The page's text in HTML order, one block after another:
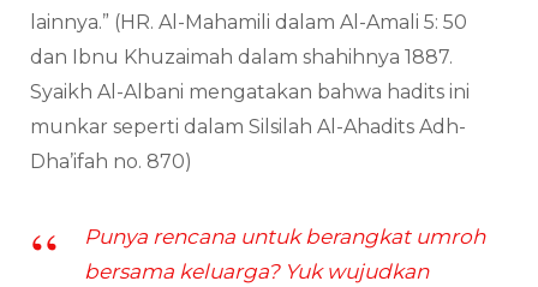
lainnya.” (HR. Al-Mahamili dalam Al-Amali 5: 50
dan Ibnu Khuzaimah dalam shahihnya 1887.
Syaikh Al-Albani mengatakan bahwa hadits ini
munkar seperti dalam Silsilah Al-Ahadits Adh-
Dha’ifah no. 870)
Punya rencana untuk berangkat umroh
bersama keluarga? Yuk wujudkan